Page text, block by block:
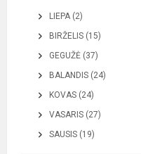
LIEPA (2)
BIRŽELIS (15)
GEGUŽĖ (37)
BALANDIS (24)
KOVAS (24)
VASARIS (27)
SAUSIS (19)